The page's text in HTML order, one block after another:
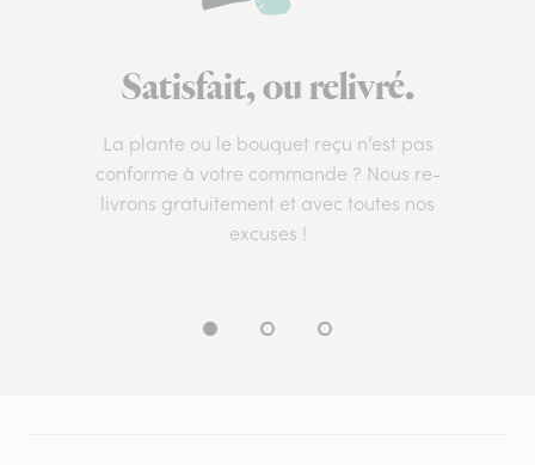
Satisfait, ou relivré.
La plante ou le bouquet reçu n’est pas
conforme à votre commande ? Nous re-
livrons gratuitement et avec toutes nos
excuses !